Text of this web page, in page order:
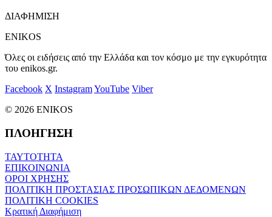
ΔΙΑΦΗΜΙΣΗ
ENIKOS
Όλες οι ειδήσεις από την Ελλάδα και τον κόσμο με την εγκυρότητα
του enikos.gr.
Facebook X InstagramYouTube Viber
© 2026 ENIKOS
ΠΛΟΗΓΗΣΗ
ΤΑΥΤΟΤΗΤΑ
ΕΠΙΚΟΙΝΩΝΙΑ
ΟΡΟΙ ΧΡΗΣΗΣ
ΠΟΛΙΤΙΚΗ ΠΡΟΣΤΑΣΙΑΣ ΠΡΟΣΩΠΙΚΩΝ ΔΕΔΟΜΕΝΩΝ
ΠΟΛΙΤΙΚΗ COOKIES
Κρατική Διαφήμιση